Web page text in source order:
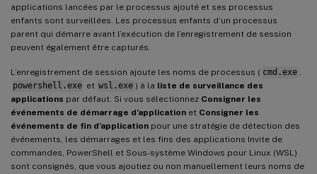
applications lancées par le processus ajouté et ses processus
enfants sont surveillées. Les processus enfants d’un processus
parent qui démarre avant l’exécution de l’enregistrement de session
peuvent également être capturés.
L’enregistrement de session ajoute les noms de processus ( cmd.exe ,
powershell.exe et wsl.exe ) à la liste de surveillance des
applications par défaut. Si vous sélectionnez Consigner les
événements de démarrage d’application et Consigner les
événements de fin d’application pour une stratégie de détection des
événements, les démarrages et les fins des applications Invite de
commandes, PowerShell et Sous-système Windows pour Linux (WSL)
sont consignés, que vous ajoutiez ou non manuellement leurs noms de